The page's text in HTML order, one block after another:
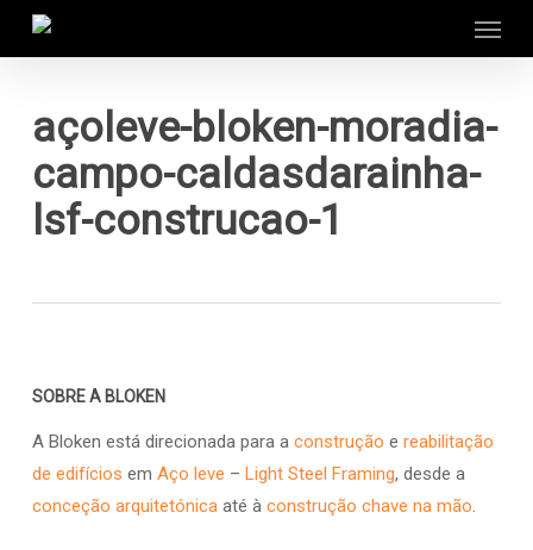
açoleve-bloken-moradia-
campo-caldasdarainha-
lsf-construcao-1
SOBRE A BLOKEN
A Bloken está direcionada para a construção e reabilitação
de edifícios em Aço leve – Light Steel Framing, desde a
conceção arquitetónicaaté à construção chave na mão.